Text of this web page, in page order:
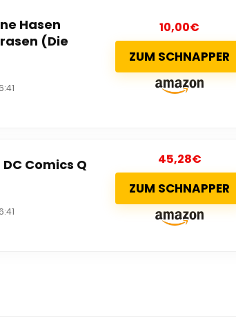
Hasen
(Die
10,00€
ZUM SCHNAPPER
Comics Q
45,28€
ZUM SCHNAPPER